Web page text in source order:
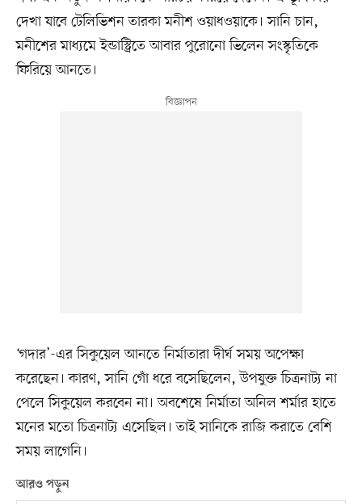
দেখা যাবে টেলিভিশন তারকা মনীশ ওয়াধওয়াকে। সানি চান,
মনীশের মাধ্যমে ইন্ডাস্ট্রিতে আবার পুরোনো ভিলেন সংস্কৃতিকে
ফিরিয়ে আনতে।
‘গদার’-এর সিকুয়েল আনতে নির্মাতারা দীর্ঘ সময় অপেক্ষা
করেছেন। কারণ, সানি গোঁ ধরে বসেছিলেন, উপযুক্ত চিত্রনাট্য না
পেলে সিকুয়েল করবেন না। অবশেষে নির্মাতা অনিল শর্মার হাতে
মনের মতো চিত্রনাট্য এসেছিল। তাই সানিকে রাজি করাতে বেশি
সময় লাগেনি।
আরও পড়ুন